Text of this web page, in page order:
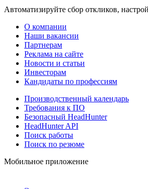
Автоматизируйте сбор откликов,
О компании
Наши вакансии
Партнерам
Реклама на сайте
Новости и статьи
Инвесторам
Кандидаты по профессиям
Производственный календарь
Требования к ПО
Безопасный HeadHunter
HeadHunter API
Поиск работы
Поиск по резюме
Мобильное приложение